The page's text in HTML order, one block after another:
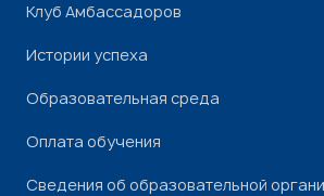
Клуб Амбассадоров
Истории успеха
Образовательная среда
Оплата обучения
Сведения об образовательной